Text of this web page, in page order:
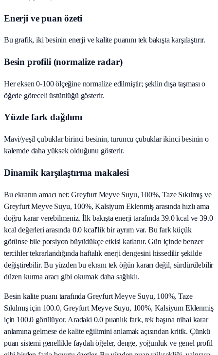
Enerji ve puan özeti
Bu grafik, iki besinin enerji ve kalite puanını tek bakışta karşılaştırır.
Besin profili (normalize radar)
Her eksen 0-100 ölçeğine normalize edilmiştir; şeklin dışa taşması o
öğede göreceli üstünlüğü gösterir.
Yüzde fark dağılımı
Mavi/yeşil çubuklar birinci besinin, turuncu çubuklar ikinci besinin o
kalemde daha yüksek olduğunu gösterir.
Dinamik karşılaştırma makalesi
Bu ekranın amacı net: Greyfurt Meyve Suyu, 100%, Taze Sıkılmış ve
Greyfurt Meyve Suyu, 100%, Kalsiyum Eklenmiş arasında hızlı ama
doğru karar verebilmeniz. İlk bakışta enerji tarafında 39.0 kcal ve 39.0
kcal değerleri arasında 0.0 kcal'lik bir ayrım var. Bu fark küçük
görünse bile porsiyon büyüdükçe etkisi katlanır. Gün içinde benzer
tercihler tekrarlandığında haftalık enerji dengesini hissedilir şekilde
değiştirebilir. Bu yüzden bu ekranı tek öğün kararı değil, sürdürülebilir
düzen kurma aracı gibi okumak daha sağlıklı.
Besin kalite puanı tarafında Greyfurt Meyve Suyu, 100%, Taze
Sıkılmış için 100.0, Greyfurt Meyve Suyu, 100%, Kalsiyum Eklenmiş
için 100.0 görülüyor. Aradaki 0.0 puanlık fark, tek başına nihai karar
anlamına gelmese de kalite eğilimini anlamak açısından kritik. Çünkü
puan sistemi genellikle faydalı öğeler, denge, yoğunluk ve genel profil